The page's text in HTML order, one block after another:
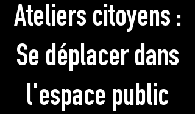
Ateliers citoyens :
Se déplacer dans
l'espace public